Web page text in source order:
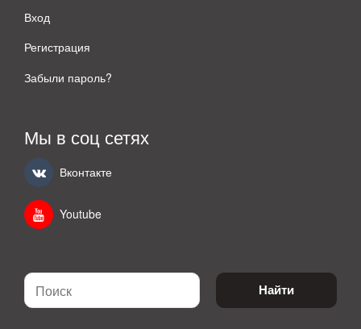
Вход
Регистрация
Забыли пароль?
Мы в соц сетях
Вконтакте
Youtube
Найти